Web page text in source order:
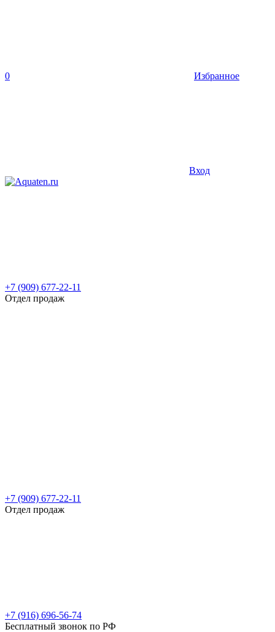
0 Избранное
Вход
+7 (909) 677-22-11
Отдел продаж
+7 (909) 677-22-11
Отдел продаж
+7 (916) 696-56-74
Бесплатный звонок по РФ